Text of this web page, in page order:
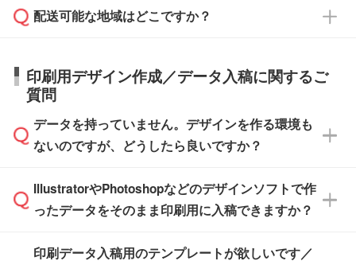
タッフまでお問い合わせください。
ル」に注文予定日をご入力いただくと、おおよ
その締切日や出荷目安をご確認いただけます。
品が決まりましたらお早めのご発注をお願いい
たします。
※土日祝日を除く営業日換算です。
応が可能かご案内いたします。
す。>>対象商品はこちら
※最短出荷日は商品によって異なります。各商
品ページにてご確認ください
はできかねますので予めご了承ください。
商品によって異なります。各ページにある商品
す。(白箱、化粧箱、ブリスターパックなど)
【袋入り】 商品がひとつずつ袋に入っていま
す。(透明袋、デザイン袋など)
【個包装なし】 個包装がされていない状態で
※化粧箱から白箱への入れ替えや、オリジナル
箱の作成は原則承っておりません。
配送可能な地域はどこですか？
日本全国へお届けが可能です。なお、海外への
直接納品は行っておりませんので予めご了承く
ださい。
印刷用デザイン作成／データ入稿に関するご
質問
データを持っていません。デザインを作る環境も
ないのですが、どうしたら良いですか？
無料の「デザインシミュレーター」を使えば、
PCやスマホから簡単にデザインを作成できま
ザインソフトがなくても安心です。
IllustratorやPhotoshopなどのデザインソフトで作
ったデータをそのまま印刷用に入稿できますか？
印刷データ入稿用のテンプレートが欲しいです／